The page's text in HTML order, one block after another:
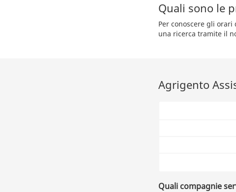
Quali sono le
Per conoscere gli
una ricerca tramite il
Agrigento
Quali compagnie